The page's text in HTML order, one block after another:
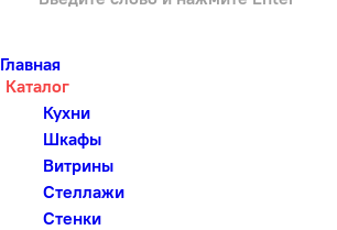
Главная
Каталог
Кухни
Шкафы
Витрины
Стеллажи
Стенки